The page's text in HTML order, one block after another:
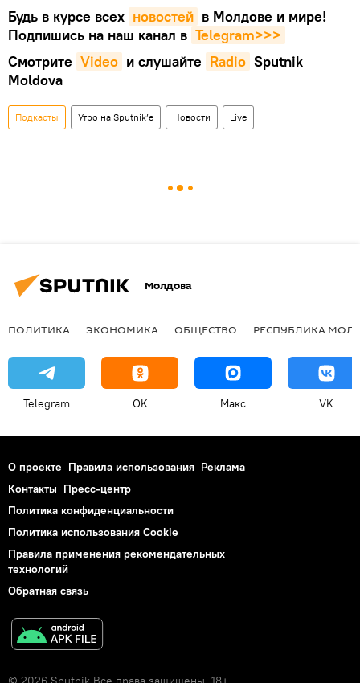
Будь в курсе всех новостей в Молдове и мире!
Подпишись на наш канал в Telegram>>>
Смотрите Video и слушайте Radio Sputnik
Moldova
Подкасты Утро на Sputnik’e Новости Live
Молдова
ПОЛИТИКА ЭКОНОМИКА ОБЩЕСТВО РЕСПУБЛИКА
Telegram OK Макс VK
О проекте Правила использования Реклама
Контакты Пресс-центр
Политика конфиденциальности
Политика использования Cookie
Правила применения рекомендательных
технологий
Обратная связь